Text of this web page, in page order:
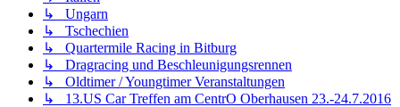
↳ Ungarn
↳ Tschechien
↳ Quartermile Racing in Bitburg
↳ Dragracing und Beschleunigungsrennen
↳ Oldtimer / Youngtimer Veranstaltungen
↳ 13.US Car Treffen am CentrO Oberhausen 23.-24.7.2016